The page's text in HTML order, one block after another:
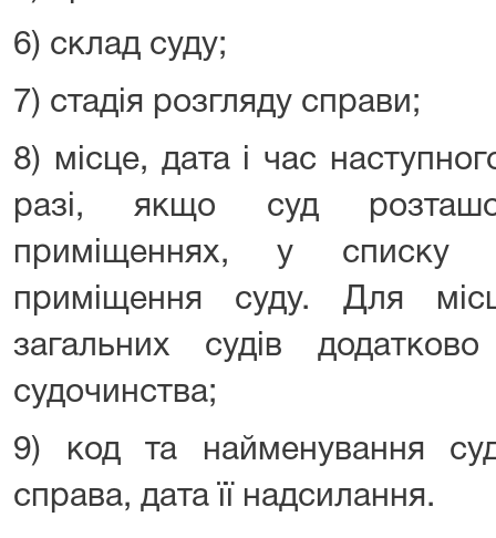
6) склад суду;
7) стадія розгляду справи;
8) місце, дата і час
разі, якщо суд
приміщеннях, у списку
приміщення суду. Для
загальних судів
судочинства;
9) код та найменування
справа, дата її надсилання.